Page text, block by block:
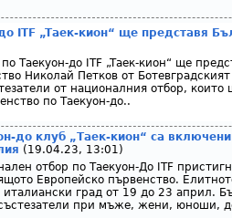
ITF „Tаек-кион“ ще представя
Таекуон-до ITF „Tаек-кион“ ще
Николай Пeтков от
от националния отбор, които
по Таекуон-до..
до клуб „Таек-кион“ са
(19.04.23, 13:01)
отбор по Таекуон-До ITF
Европейско първенство.
италиански град от 19 до 23 април.
при мъже, жени, юноши,